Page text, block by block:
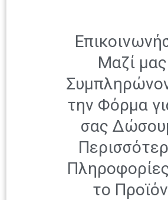
Μαζί μας
την Φόρμα
σας
το